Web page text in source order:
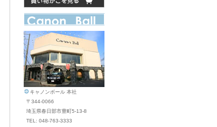
キャノンボール 本社
〒344-0066
埼玉県春日部市豊町5-13-8
TEL: 048-763-3333